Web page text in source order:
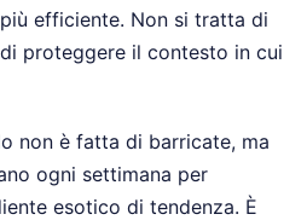
efficiente. Non si tratta di
proteggere il contesto in cui
non è fatta di barricate, ma
ogni settimana per
esotico di tendenza. È